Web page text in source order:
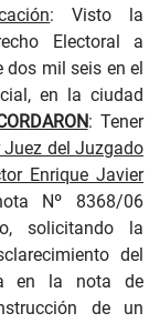
: Visto la
Electoral a
dos mil seis en el
en la ciudad
: Tener
Juez del Juzgado
Enrique Javier
Nº 8368/06
solicitando la
del
en la nota de
de un